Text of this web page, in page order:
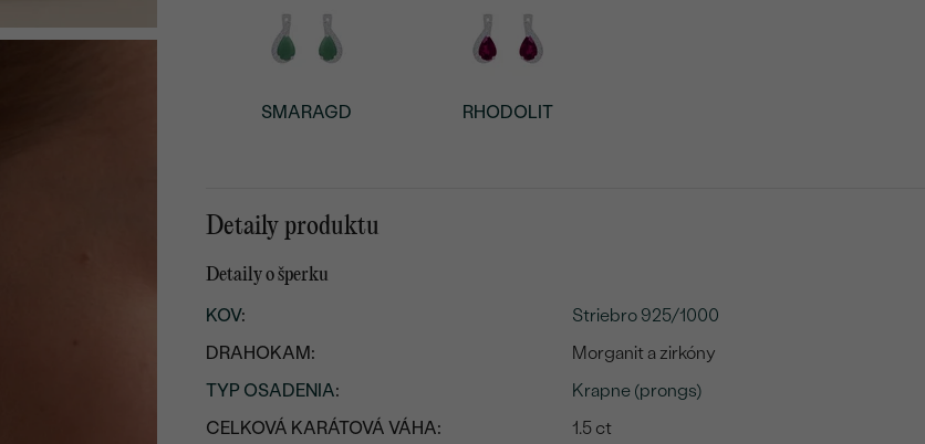
SMARAGD RHODOLIT
Detaily produktu
Detaily o šperku
KOV:
Striebro 925/1000
DRAHOKAM:
Morganit a zirkóny
TYP OSADENIA:
Krapne (prongs)
CELKOVÁ KARÁTOVÁ VÁHA:
1.5 ct